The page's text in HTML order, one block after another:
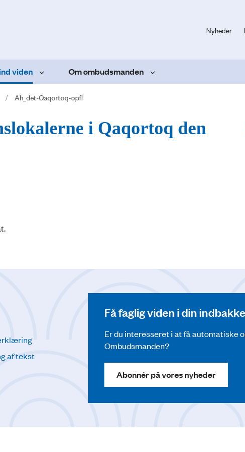
Nyheder
viden Om ombudsmanden
Ah_det-Qaqortoq-opfl
i Qaqortoq den
af tekst
Få faglig viden i din indbakke
Er du interesseret i at få automatiske
Ombudsmanden?
Abonnér på vores nyheder